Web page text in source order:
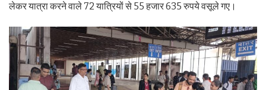
लेकर यात्रा करने वाले 72 यात्रियों से 55 हजार 635 रुपये वसूले गए।